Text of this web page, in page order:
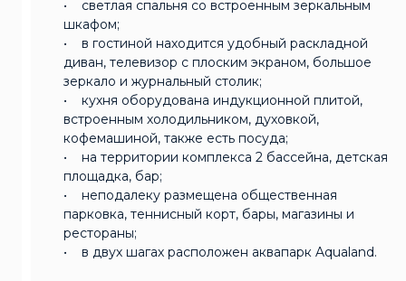
• светлая спальня со встроенным зеркальным
шкафом;
• в гостиной находится удобный раскладной
диван, телевизор с плоским экраном, большое
зеркало и журнальный столик;
• кухня оборудована индукционной плитой,
встроенным холодильником, духовкой,
кофемашиной, также есть посуда;
• на территории комплекса 2 бассейна, детская
площадка, бар;
• неподалеку размещена общественная
парковка, теннисный корт, бары, магазины и
рестораны;
• в двух шагах расположен аквапарк Aqualand.